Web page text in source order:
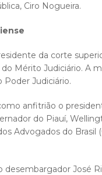
Ciro Nogueira.
da corte
Mérito Judiciário. A
Poder Judiciário.
anfitrião o
do Piauí,
Advogados do
José